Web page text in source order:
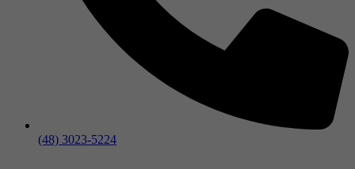
(48) 3023-5224